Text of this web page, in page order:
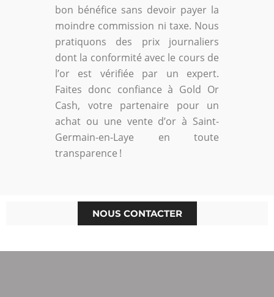
bon bénéfice sans devoir payer la
moindre commission ni taxe. Nous
pratiquons des prix journaliers
dont la conformité avec le cours de
l’or est vérifiée par un expert.
Faites donc confiance à Gold Or
Cash, votre partenaire pour un
achat ou une vente d’or à Saint-
Germain-en-Laye en toute
transparence !
NOUS CONTACTER